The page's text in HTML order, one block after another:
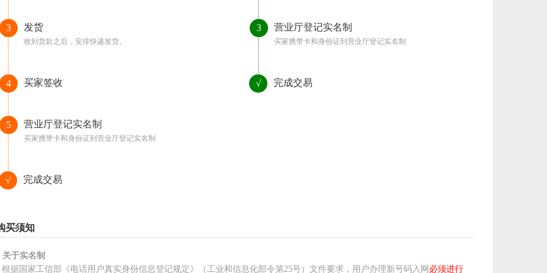
3 发货
收到货款之后，安排快递发货。
4 买家签收
5 营业厅登记实名制
买家携带卡和身份证到营业厅登记实名制
√ 完成交易
3 营业厅登记实名制
买家携带卡和身份证到营业厅登记实名制
√ 完成交易
买须知
关于实名制
根据国家工信部《电话用户真实身份信息登记规定》（工业和信息化部令第25号）文件要求，用户办理新号码入网 必须进行